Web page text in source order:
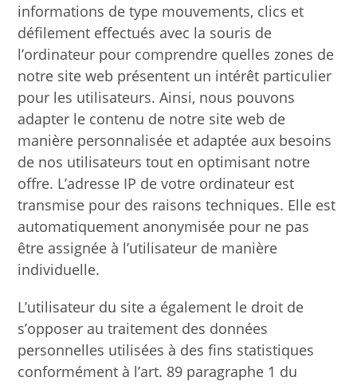
informations de type mouvements, clics et
défilement effectués avec la souris de
l’ordinateur pour comprendre quelles zones de
notre site web présentent un intérêt particulier
pour les utilisateurs. Ainsi, nous pouvons
adapter le contenu de notre site web de
manière personnalisée et adaptée aux besoins
de nos utilisateurs tout en optimisant notre
offre. L’adresse IP de votre ordinateur est
transmise pour des raisons techniques. Elle est
automatiquement anonymisée pour ne pas
être assignée à l’utilisateur de manière
individuelle.
L’utilisateur du site a également le droit de
s’opposer au traitement des données
personnelles utilisées à des fins statistiques
conformément à l’art. 89 paragraphe 1 du